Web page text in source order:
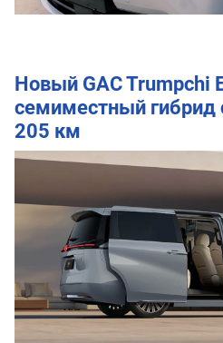
Новый GAC Trumpchi
семиместный гибрид
205 км